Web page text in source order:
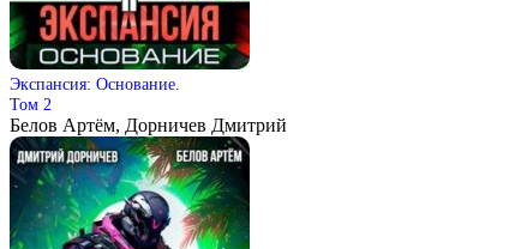
Экспансия: Основание.
Том 2
Белов Артём, Дорничев Дмитрий